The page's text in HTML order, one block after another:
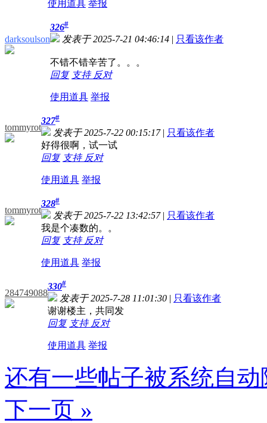
使用道具 举报
darksoulson
326#
发表于 2025-7-21 04:46:14 | 只看该作者
不错不错辛苦了。。。
回复 支持 反对
使用道具 举报
tommyrot
327#
发表于 2025-7-22 00:15:17 | 只看该作者
好得很啊，试一试
回复 支持 反对
使用道具 举报
tommyrot
328#
发表于 2025-7-22 13:42:57 | 只看该作者
我是个凑数的。。
回复 支持 反对
使用道具 举报
284749088
330#
发表于 2025-7-28 11:01:30 | 只看该作者
谢谢楼主，共同发
回复 支持 反对
使用道具 举报
还有一些帖子被系统自
下一页 »